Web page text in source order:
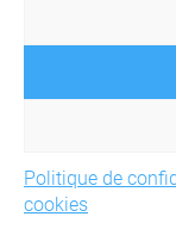
Politique de
cookies
POLITIQUE DE
REGISTRE DES
© 2026 Société de
droits réservés.